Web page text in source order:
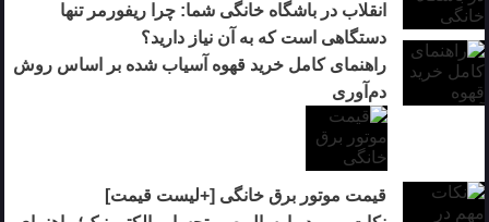
انقلاب در باشگاه خانگی شما: چرا ریفورمر تنها
دستگاهی است که به آن نیاز دارید؟
راهنمای کامل خرید قهوه آسیاب شده بر اساس روش
دم‌آوری
قیمت موتور برق خانگی [+لیست قیمت]